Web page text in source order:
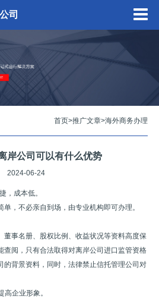
司
首页>推广文章>海外商务办理
岸公司可以有什么优势
2024-06-24
，成本低。
，不必亲自到场，由专业机构即可办理。
董事名册、股权比例、收益状况等资料高度保
查阅，只有合法取得对离岸公司进口监管资格
的背景资料，同时，法律禁止信托管理公司对
企业形象。